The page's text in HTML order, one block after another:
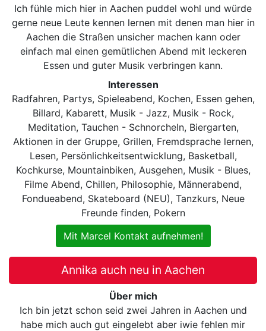
Ich fühle mich hier in Aachen puddel wohl und würde
gerne neue Leute kennen lernen mit denen man hier in
Aachen die Straßen unsicher machen kann oder
einfach mal einen gemütlichen Abend mit leckeren
Essen und guter Musik verbringen kann.
Interessen
Radfahren, Partys, Spieleabend, Kochen, Essen gehen,
Billard, Kabarett, Musik - Jazz, Musik - Rock,
Meditation, Tauchen - Schnorcheln, Biergarten,
Aktionen in der Gruppe, Grillen, Fremdsprache lernen,
Lesen, Persönlichkeitsentwicklung, Basketball,
Kochkurse, Mountainbiken, Ausgehen, Musik - Blues,
Filme Abend, Chillen, Philosophie, Männerabend,
Fondueabend, Skateboard (NEU), Tanzkurs, Neue
Freunde finden, Pokern
Mit Marcel Kontakt aufnehmen!
Annika auch neu in Aachen
Über mich
Ich bin jetzt schon seid zwei Jahren in Aachen und
habe mich auch gut eingelebt aber iwie fehlen mir